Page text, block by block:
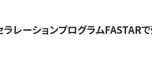
レーションプログラムFASTAR